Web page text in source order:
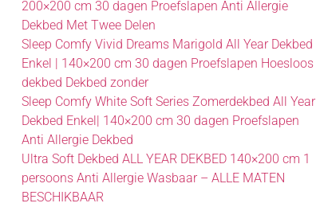
200×200 cm 30 dagen Proefslapen Anti Allergie
Dekbed Met Twee Delen
Sleep Comfy Vivid Dreams Marigold All Year Dekbed
Enkel | 140×200 cm 30 dagen Proefslapen Hoesloos
dekbed Dekbed zonder
Sleep Comfy White Soft Series Zomerdekbed All Year
Dekbed Enkel| 140×200 cm 30 dagen Proefslapen
Anti Allergie Dekbed
Ultra Soft Dekbed ALL YEAR DEKBED 140×200 cm 1
persoons Anti Allergie Wasbaar – ALLE MATEN
BESCHIKBAAR